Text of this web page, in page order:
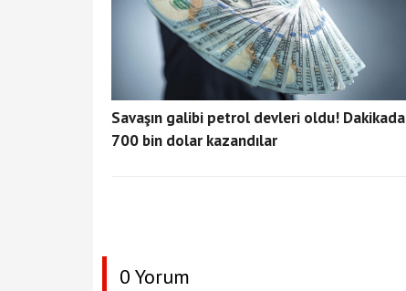
Savaşın galibi petrol devleri oldu! Dakikada
700 bin dolar kazandılar
0 Yorum